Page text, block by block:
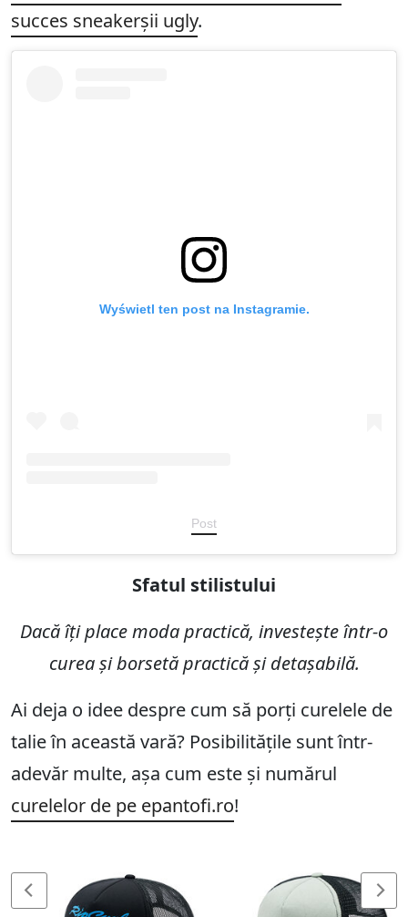
succes sneakerșii ugly.
Wyświetl ten post na Instagramie.
Post
Sfatul stilistului
Dacă îți place moda practică, investește într-o
curea și borsetă practică și detașabilă.
Ai deja o idee despre cum să porți curelele de
talie în această vară? Posibilitățile sunt într-
adevăr multe, așa cum este și numărul
curelelor de pe epantofi.ro!